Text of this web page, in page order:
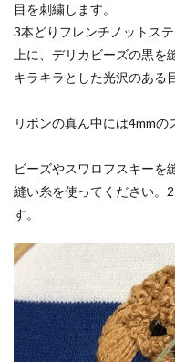
目を刺繍します。
3本どりフレンチノットス
上に、デリカビーズの黒を
キラキラとした光沢のある
リボンの真ん中には4mmの
ビーズやスワロフスキーを
縫い糸を使ってください。
す。